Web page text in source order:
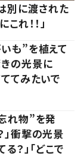
別に渡された
れ！！」
も”を植えて
の光景に
ててみたいで
れ物”を発
」衝撃の光景
る？」「どこで